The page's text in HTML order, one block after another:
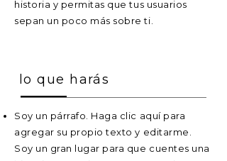
historia y permitas que tus usuarios
sepan un poco más sobre ti.
lo que harás
Soy un párrafo. Haga clic aquí para
agregar su propio texto y editarme.
Soy un gran lugar para que cuentes una